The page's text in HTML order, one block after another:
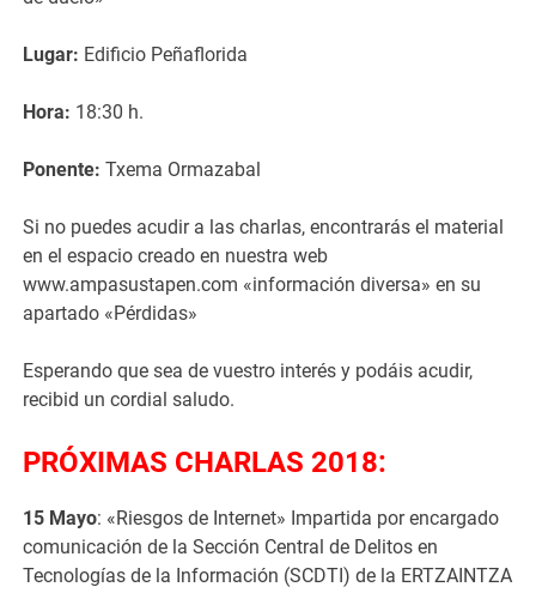
Lugar: Edificio Peñaflorida
Hora: 18:30 h.
Ponente: Txema Ormazabal
Si no puedes acudir a las charlas, encontrarás el material
en el espacio creado en nuestra web
www.ampasustapen.com «información diversa» en su
apartado «Pérdidas»
Esperando que sea de vuestro interés y podáis acudir,
recibid un cordial saludo.
PRÓXIMAS CHARLAS 2018:
15 Mayo: «Riesgos de Internet» Impartida por encargado
comunicación de la Sección Central de Delitos en
Tecnologías de la Información (SCDTI) de la ERTZAINTZA